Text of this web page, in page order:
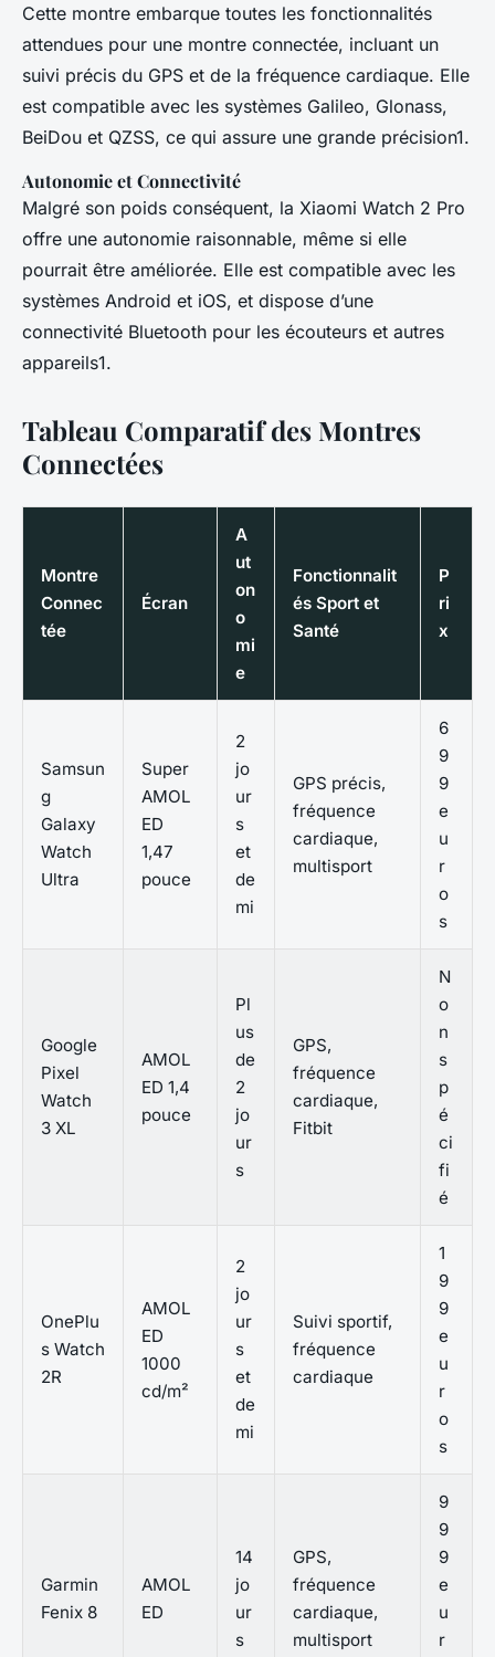
Cette montre embarque toutes les fonctionnalités
attendues pour une montre connectée, incluant un
suivi précis du GPS et de la fréquence cardiaque. Elle
est compatible avec les systèmes Galileo, Glonass,
BeiDou et QZSS, ce qui assure une grande précision1.
Autonomie et Connectivité
Malgré son poids conséquent, la Xiaomi Watch 2 Pro
offre une autonomie raisonnable, même si elle
pourrait être améliorée. Elle est compatible avec les
systèmes Android et iOS, et dispose d’une
connectivité Bluetooth pour les écouteurs et autres
appareils1.
Tableau Comparatif des Montres
Connectées
Montre
Connec
tée
Écran
A
ut
on
o
mi
e
Fonctionnalit
és Sport et
Santé
P
ri
x
Samsun
g
Galaxy
Watch
Ultra
Super
AMOL
ED
1,47
pouce
2
jo
ur
s
et
de
mi
GPS précis,
fréquence
cardiaque,
multisport
6
9
9
e
u
r
o
s
Google
Pixel
Watch
3 XL
AMOL
ED 1,4
pouce
Pl
us
de
2
jo
ur
s
GPS,
fréquence
cardiaque,
Fitbit
N
o
n
s
p
é
ci
fi
é
OnePlu
s Watch
2R
AMOL
ED
1000
cd/m²
2
jo
ur
s
et
de
mi
Suivi sportif,
fréquence
cardiaque
1
9
9
e
u
r
o
s
Garmin
Fenix 8
AMOL
ED
14
jo
ur
s
GPS,
fréquence
cardiaque,
multisport
9
9
9
e
u
r